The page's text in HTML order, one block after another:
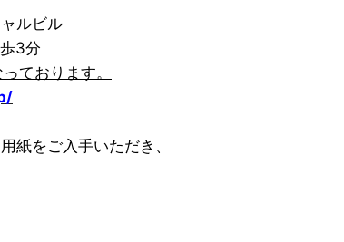
ルビル
3分
ております。
紙をご入手いただき、